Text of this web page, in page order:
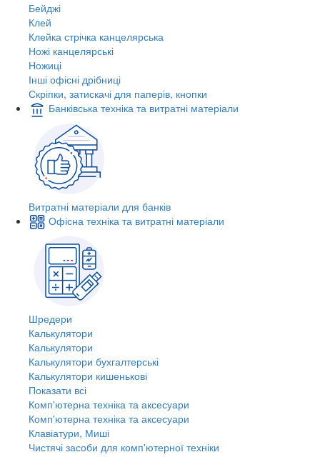
Бейджі
Клей
Клейка стрічка канцелярська
Ножі канцелярські
Ножиці
Інші офісні дрібниці
Скріпки, затискачі для паперів, кнопки
Банківська техніка та витратні матеріали
Витратні матеріали для банків
Офісна техніка та витратні матеріали
Шредери
Калькулятори
Калькулятори
Калькулятори бухгалтерські
Калькулятори кишенькові
Показати всі
Комп'ютерна техніка та аксесуари
Комп'ютерна техніка та аксесуари
Клавіатури, Миші
Чистячі засоби для комп'ютерної техніки